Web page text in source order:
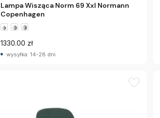
Lampa Wisząca Norm 69 Xxl Normann
Copenhagen
1330.00 zł
wysyłka: 14-28 dni